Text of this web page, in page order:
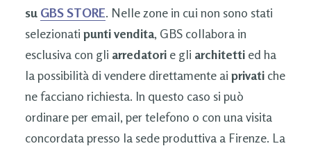
su GBS STORE. Nelle zone in cui non sono stati
selezionati punti vendita, GBS collabora in
esclusiva con gli arredatorie gli architettied ha
la possibilità di vendere direttamente ai privatiche
ne facciano richiesta. In questo caso si può
ordinare per email, per telefono o con una visita
concordata presso la sede produttiva a Firenze. La